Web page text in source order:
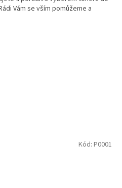
Vám se vším pomůžeme a
Kód: P0001